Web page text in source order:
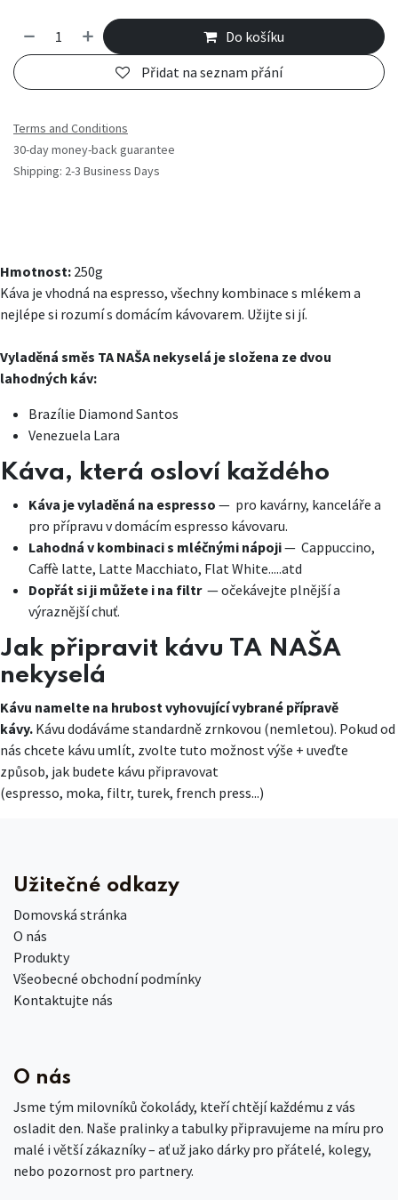
Do košíku
Přidat na seznam přání
Terms and Conditions
30-day money-back guarantee
Shipping: 2-3 Business Days
Hmotnost: 250g
Káva je vhodná na espresso, všechny kombinace s mlékem a
nejlépe si rozumí s domácím kávovarem. Užijte si jí.
Vyladěná směs TA NAŠA nekyselá je složena ze dvou
lahodných káv:
Brazílie Diamond Santos
Venezuela Lara
Káva, která osloví každého
Káva je vyladěná na espresso — pro kavárny, kanceláře a
pro přípravu v domácím espresso kávovaru.
Lahodná v kombinaci s mléčnými nápoji— Cappuccino,
Caffè latte, Latte Macchiato, Flat White.....atd
Dopřát si ji můžete i na filtr— očekávejte plnější a
výraznější chuť.
Jak připravit kávu TA NAŠA
nekyselá
Kávu namelte na hrubost vyhovující vybrané přípravě
kávy. Kávu dodáváme standardně zrnkovou (nemletou). Pokud od
nás chcete kávu umlít, zvolte tuto možnost výše + uveďte
způsob, jak budete kávu připravovat
(espresso, moka, filtr, turek, french press...)
Užitečné odkazy
Domovská stránka
O nás
Produkty
Všeobecné obchodní podmínky
Kontaktujte nás
O nás
Jsme tým milovníků čokolády, kteří chtějí každému z vás
osladit den. Naše pralinky a tabulky připravujeme na míru pro
malé i větší zákazníky – ať už jako dárky pro přátelé, kolegy,
nebo pozornost pro partnery.